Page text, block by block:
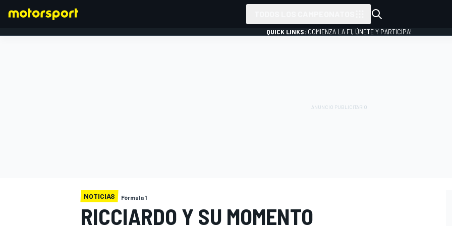
QUICK LINKS:¡COMIENZA LA F1, ÚNETE Y PARTICIPA!
NOTICIAS Fórmula 1
RICCIARDO Y SU MOMENTO